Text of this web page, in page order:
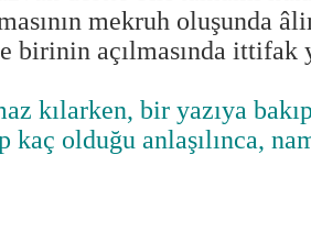
mekruh oluşunda
birinin açılmasında ittifak
kılarken, bir yazıya
kaç olduğu anlaşılınca,